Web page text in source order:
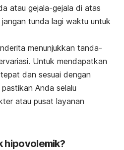
atau gejala-gejala di atas
tunda lagi waktu untuk
menunjukkan tanda-
Untuk mendapatkan
dan sesuai dengan
Anda selalu
atau pusat layanan
hipovolemik?